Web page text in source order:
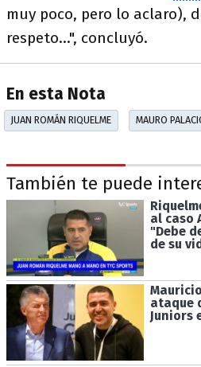
muy poco, pero lo aclaro),
respeto...", concluyó.
En esta Nota
JUAN ROMÁN RIQUELME MAURO
También te puede
al caso
"Debe
de su
ataque
Juniors